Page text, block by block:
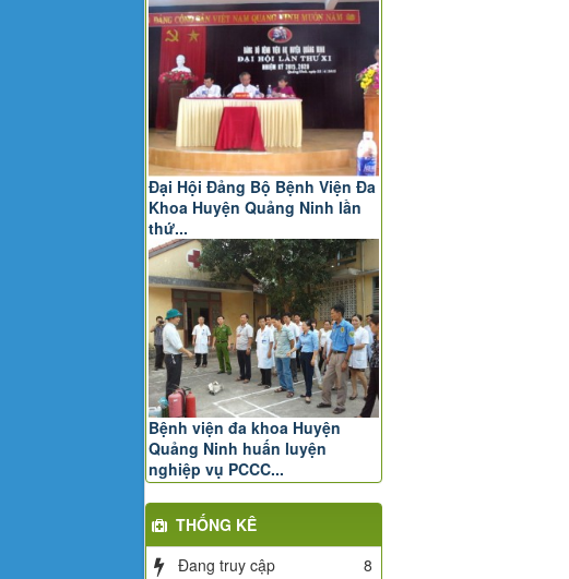
Đại Hội Đảng Bộ Bệnh Viện Đa
Khoa Huyện Quảng Ninh lần
thứ...
Bệnh viện đa khoa Huyện
Quảng Ninh huấn luyện
nghiệp vụ PCCC...
THỐNG KÊ
Đang truy cập
8